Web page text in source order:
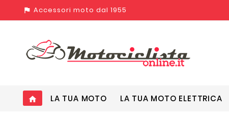
assistant_photo Accessori moto dal 1955
home LA TUA MOTO LA TUA MOTO ELETTRICA